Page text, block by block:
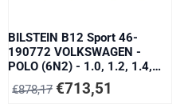
BILSTEIN B12 Sport 46-
190772 VOLKSWAGEN -
POLO (6N2) - 1.0, 1.2, 1.4,
1.4 16V, 1.6 16V GTI 37 -92
kW - 10/99- 10/01
€878,17 €713,51